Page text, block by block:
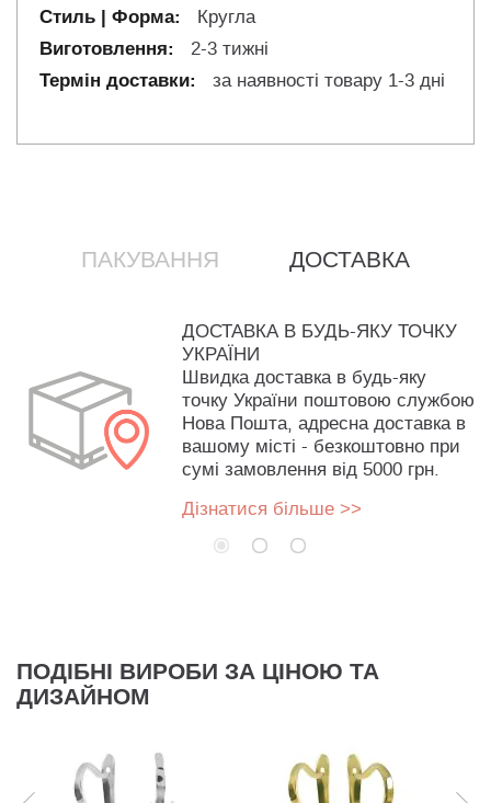
Кругла
2-3 тижні
за наявності товару 1-3 дні
ПАКУВАННЯ ДОСТАВКА
ДОСТАВКА В БУДЬ-ЯКУ ТОЧКУ
УКРАЇНИ
Швидка доставка в будь-яку
точку України поштовою службою
Нова Пошта, адресна доставка в
вашому місті - безкоштовно при
сумі замовлення від 5000 грн.
Дізнатися більше >>
ПОДІБНІ ВИРОБИ ЗА ЦІНОЮ ТА
ДИЗАЙНОМ